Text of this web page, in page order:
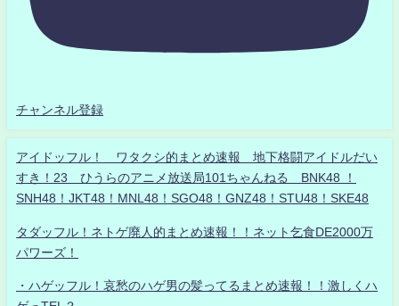
チャンネル登録
アイドッフル！ ワタクシ的まとめ速報 地下格闘アイドルだい
すき！23 ひうらのアニメ放送局101ちゃんねる BNK48 ！
SNH48！JKT48！MNL48！SGO48！GNZ48！STU48！SKE48
タダッフル！ネトゲ廃人的まとめ速報！！ネット乞食DE2000万
パワーズ！
・ハゲッフル！哀愁のハゲ男の髪ってるまとめ速報！！激しくハ